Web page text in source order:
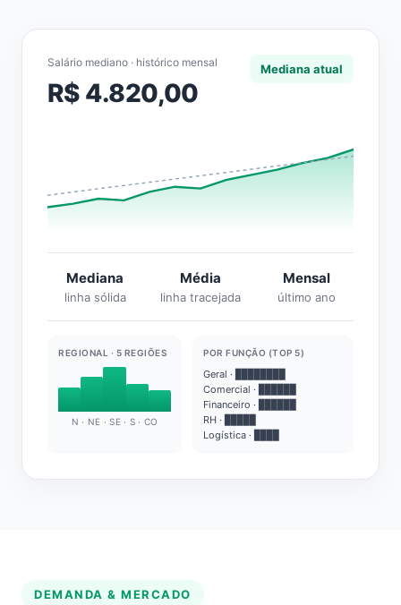
Salário mediano · histórico mensal
R$ 4.820,00
Mediana atual
Mediana
linha sólida
Média
linha tracejada
Mensal
último ano
REGIONAL · 5 REGIÕES
N · NE · SE · S · CO
POR FUNÇÃO (TOP 5)
Geral · ████████
Comercial · ██████
Financeiro · ██████
RH · █████
Logística · ████
DEMANDA & MERCADO